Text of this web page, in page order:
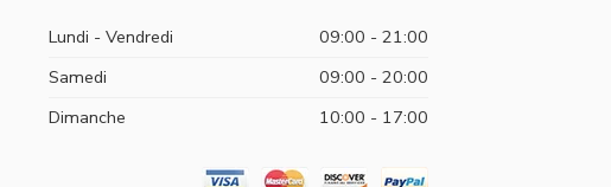
Lundi - Vendredi
09:00 - 21:00
Samedi
09:00 - 20:00
Dimanche
10:00 - 17:00